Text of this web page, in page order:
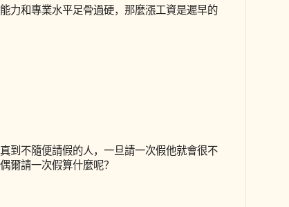
力和專業水平足骨過硬，那麼漲工資是遲早的
到不隨便請假的人，一旦請一次假他就會很不
爾請一次假算什麼呢？